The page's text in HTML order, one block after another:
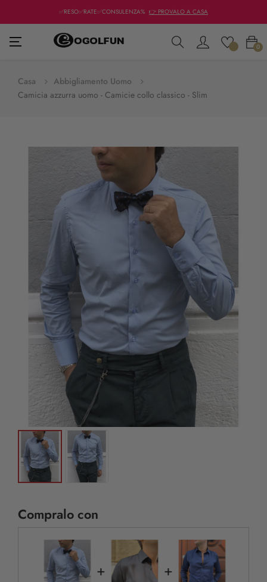
✅RESO✅RATE✅CONSULENZA% 👉 PROVALO A CASA
navigazione
☰ 0
Casa
Abbigliamento Uomo
Camicia azzurra uomo - Camicie collo classico - Slim
Compralo con
+ +